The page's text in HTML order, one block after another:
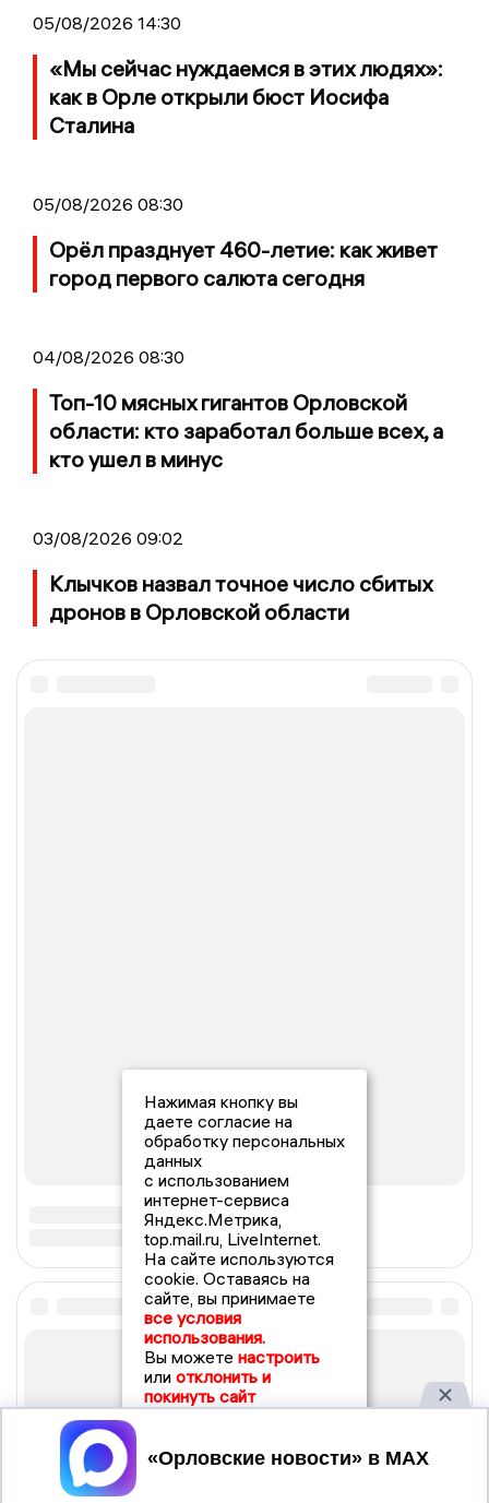
05/08/2026 14:30
«Мы сейчас нуждаемся в этих людях»:
как в Орле открыли бюст Иосифа
Сталина
05/08/2026 08:30
Орёл празднует 460-летие: как живет
город первого салюта сегодня
04/08/2026 08:30
Топ-10 мясных гигантов Орловской
области: кто заработал больше всех, а
кто ушел в минус
03/08/2026 09:02
Клычков назвал точное число сбитых
дронов в Орловской области
Нажимая кнопку вы
даете согласие на
обработку персональных
данных
с использованием
интернет-сервиса
Яндекс.Метрика,
top.mail.ru, LiveInternet.
На сайте используются
cookie. Оставаясь на
сайте, вы принимаете
все условия
использования.
Вы можете настроить
или отклонить и
покинуть сайт
Принять